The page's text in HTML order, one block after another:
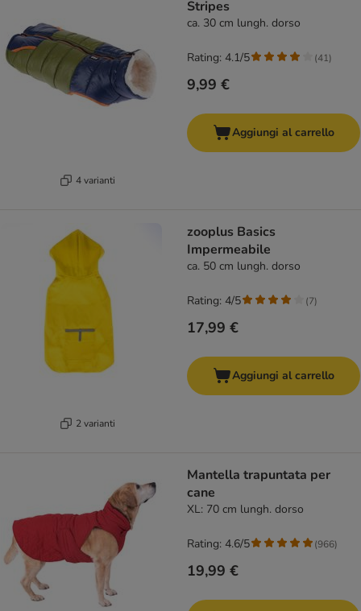
4 varianti
Stripes
ca. 30 cm lungh. dorso
9,99 €
Rating: 4.1/5 (41)
Aggiungi al carrello
2 varianti
zooplus Basics
Impermeabile
ca. 50 cm lungh. dorso
17,99 €
Rating: 4/5 (7)
Aggiungi al carrello
Mantella trapuntata per
cane
XL: 70 cm lungh. dorso
19,99 €
Rating: 4.6/5 (966)